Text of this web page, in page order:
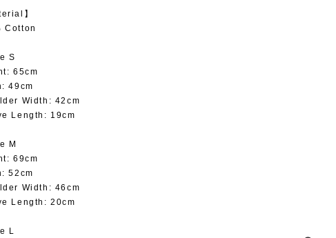
】
Cotton
S
65cm
49cm
Width: 42cm
Length: 19cm
M
69cm
52cm
Width: 46cm
Length: 20cm
L